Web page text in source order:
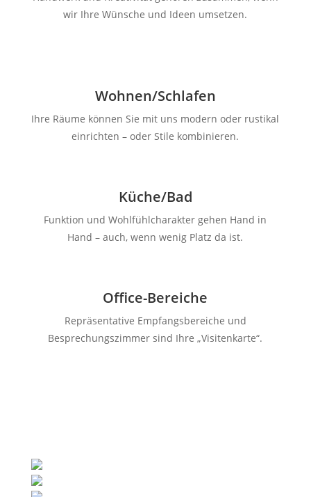
wir Ihre Wünsche und Ideen umsetzen.
Wohnen/Schlafen
Ihre Räume können Sie mit uns modern oder rustikal
einrichten – oder Stile kombinieren.
Küche/Bad
Funktion und Wohlfühlcharakter gehen Hand in
Hand – auch, wenn wenig Platz da ist.
Office-Bereiche
Repräsentative Empfangsbereiche und
Besprechungszimmer sind Ihre „Visitenkarte“.